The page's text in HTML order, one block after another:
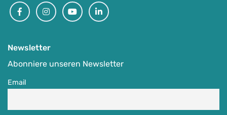
FacebookInstagramYoutubeLinkedin
Newsletter
Abonniere unseren Newsletter
Email